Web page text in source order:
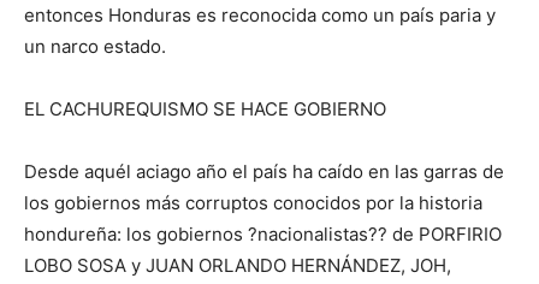
entonces Honduras es reconocida como un país paria y
un narco estado.
EL CACHUREQUISMO SE HACE GOBIERNO
Desde aquél aciago año el país ha caído en las garras de
los gobiernos más corruptos conocidos por la historia
hondureña: los gobiernos ?nacionalistas?? de PORFIRIO
LOBO SOSA y JUAN ORLANDO HERNÁNDEZ, JOH,